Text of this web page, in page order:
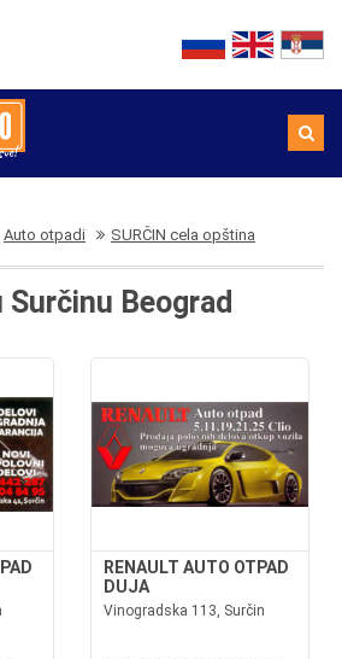
Auto otpadi SURČIN cela opština
Beograd
RENAULT AUTO OTPAD
DUJA
Vinogradska 113, Surčin